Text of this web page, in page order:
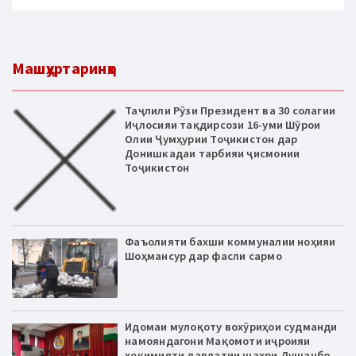
Машҳуртаринҳо
Таҷлили Рӯзи Президент ва 30 солагии
Иҷлосияи тақдирсози 16-уми Шӯрои
Олии Ҷумҳурии Тоҷикистон дар
Донишкадаи тарбияи ҷисмонии
Тоҷикистон
Фаъолияти бахши коммуналии ноҳияи
Шоҳмансур дар фасли сармо
Идомаи мулоқоту вохӯриҳои судманди
намояндагони Мақомоти иҷроияи